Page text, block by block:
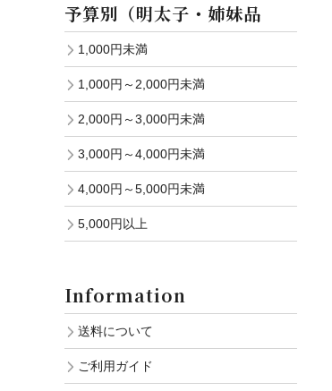
予算別（明太子・姉妹品
1,000円未満
1,000円～2,000円未満
2,000円～3,000円未満
3,000円～4,000円未満
4,000円～5,000円未満
5,000円以上
Information
送料について
ご利用ガイド